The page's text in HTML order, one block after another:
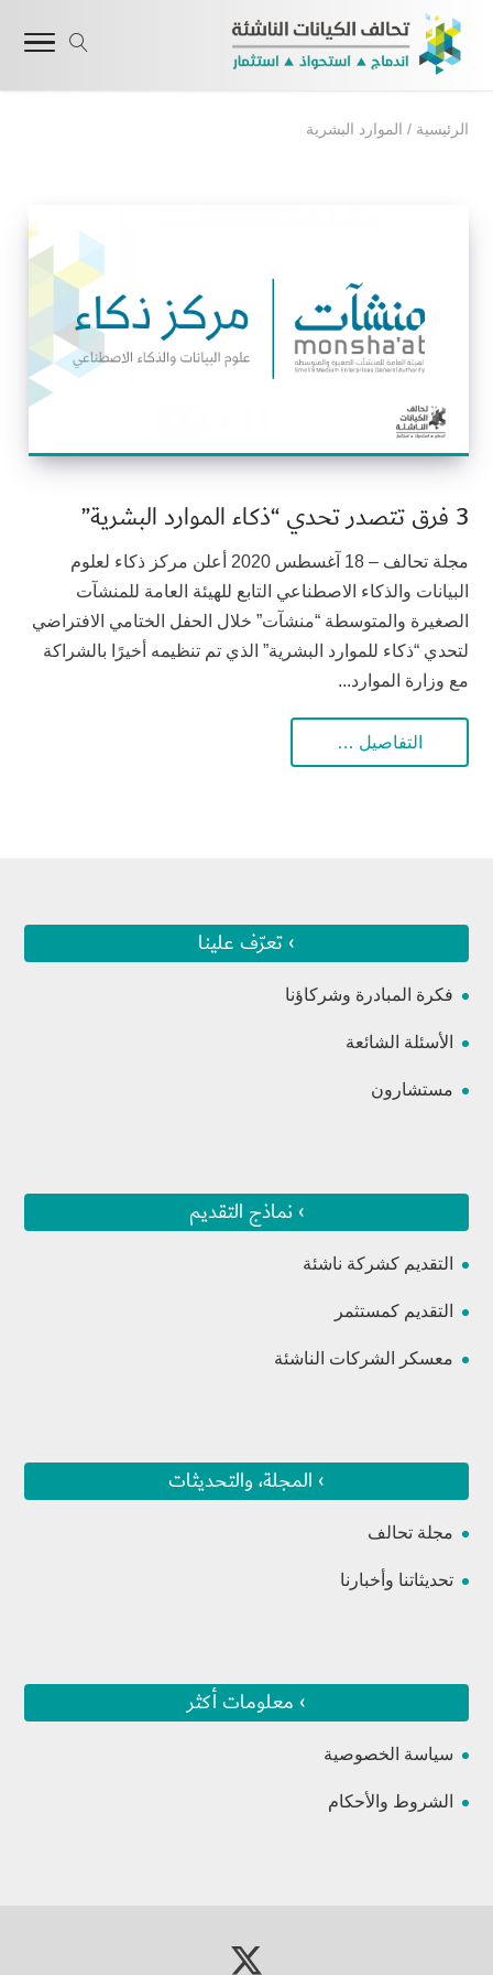
الرئيسية / الموارد البشرية
3 فرق تتصدر تحدي “ذكاء الموارد البشرية”
مجلة تحالف – 18 آغسطس 2020 أعلن مركز ذكاء لعلوم
البيانات والذكاء الاصطناعي التابع للهيئة العامة للمنشآت
الصغيرة والمتوسطة “منشآت” خلال الحفل الختامي الافتراضي
لتحدي “ذكاء للموارد البشرية” الذي تم تنظيمه أخيرًا بالشراكة
مع وزارة الموارد...
التفاصيل …
› تعرّف علينا
فكرة المبادرة وشركاؤنا
الأسئلة الشائعة
مستشارون
› نماذج التقديم
التقديم كشركة ناشئة
التقديم كمستثمر
معسكر الشركات الناشئة
› المجلة، والتحديثات
مجلة تحالف
تحديثاتنا وأخبارنا
› معلومات أكثر
سياسة الخصوصية
الشروط والأحكام